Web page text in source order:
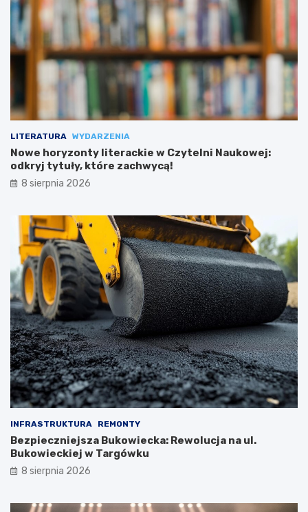
LITERATURA WYDARZENIA
Nowe horyzonty literackie w Czytelni Naukowej:
odkryj tytuły, które zachwycą!
8 sierpnia 2026
INFRASTRUKTURA REMONTY
Bezpieczniejsza Bukowiecka: Rewolucja na ul.
Bukowieckiej w Targówku
8 sierpnia 2026